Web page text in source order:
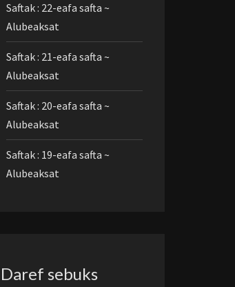
Saftak : 22-eafa safta ~
Alubeaksat
Saftak : 21-eafa safta ~
Alubeaksat
Saftak : 20-eafa safta ~
Alubeaksat
Saftak : 19-eafa safta ~
Alubeaksat
Daref sebuks